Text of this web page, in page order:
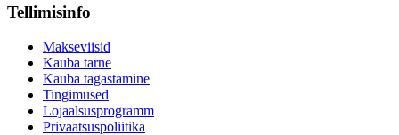
Tellimisinfo
Makseviisid
Kauba tarne
Kauba tagastamine
Tingimused
Lojaalsusprogramm
Privaatsuspoliitika